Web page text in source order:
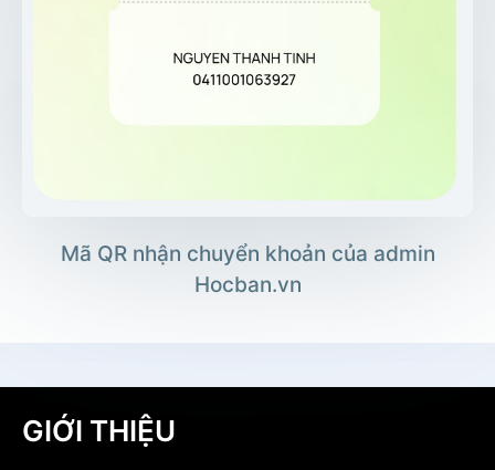
Mã QR nhận chuyển khoản của admin
Hocban.vn
GIỚI THIỆU